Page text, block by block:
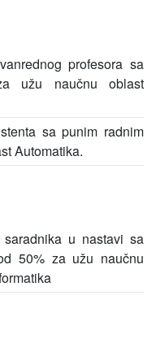
profesora sa
užu naučnu oblast
sa punim radnim
Automatika.
u nastavi sa
50% za užu naučnu